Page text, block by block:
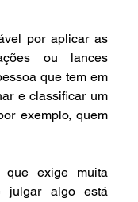
por aplicar as
ou lances
que tem em
e classificar um
exemplo, quem
que exige muita
julgar algo está